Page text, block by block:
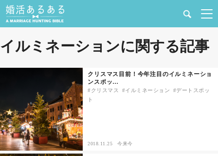
健康
出会い
合コン・街コン
イルミネーションに関する記事
クリスマス目前！今年注目のイルミネーショ
ンスポッ…
クリスマス イルミネーション
デートスポッ
ト
2018.11.25 今来今